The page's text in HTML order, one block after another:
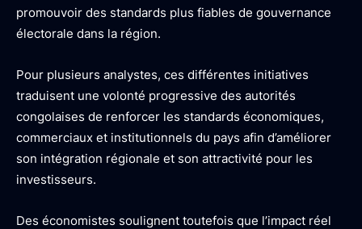
promouvoir des standards plus fiables de gouvernance
électorale dans la région.
Pour plusieurs analystes, ces différentes initiatives
traduisent une volonté progressive des autorités
congolaises de renforcer les standards économiques,
commerciaux et institutionnels du pays afin d’améliorer
son intégration régionale et son attractivité pour les
investisseurs.
Des économistes soulignent toutefois que l’impact réel